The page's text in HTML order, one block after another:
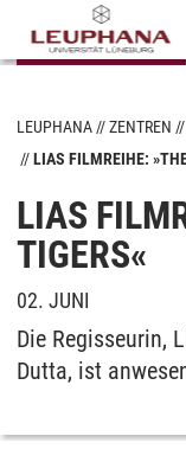
LEUPHANA ZENTREN
LIAS FILMREIHE:
LIAS
TIGERS«
02. JUNI
Die Regisseurin,
Dutta, ist